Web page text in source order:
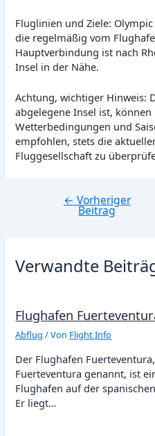
Fluglinien und Ziele:
die regelmäßig vom
Hauptverbindung ist nach
Insel in der Nähe.
Achtung, wichtiger Hinweis:
abgelegene Insel ist,
Wetterbedingungen und
empfohlen, stets die
Fluggesellschaft zu
Beitragsnavigation
← Vorheriger
Beitrag
Verwandte
Flughafen
Abflug / Von Flight Info
Der Flughafen
Fuerteventura genannt, ist
Flughafen auf der
Er liegt…